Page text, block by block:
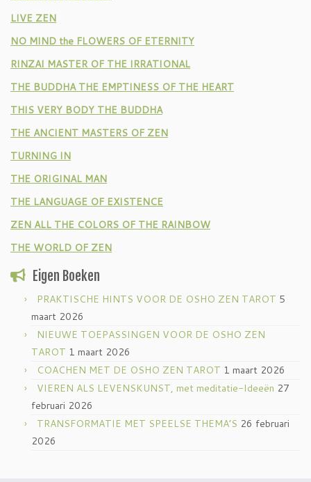
LIVE ZEN
NO MIND the FLOWERS OF ETERNITY
RINZAI MASTER OF THE IRRATIONAL
THE BUDDHA THE EMPTINESS OF THE HEART
THIS VERY BODY THE BUDDHA
THE ANCIENT MASTERS OF ZEN
TURNING IN
THE ORIGINAL MAN
THE LANGUAGE OF EXISTENCE
ZEN ALL THE COLORS OF THE RAINBOW
THE WORLD OF ZEN
Eigen Boeken
PRAKTISCHE HINTS VOOR DE OSHO ZEN TAROT 5
maart 2026
NIEUWE TOEPASSINGEN VOOR DE OSHO ZEN
TAROT 1 maart 2026
COACHEN MET DE OSHO ZEN TAROT 1 maart 2026
VIEREN ALS LEVENSKUNST, met meditatie-Ideeën 27
februari 2026
TRANSFORMATIE MET SPEELSE THEMA’S 26 februari
2026